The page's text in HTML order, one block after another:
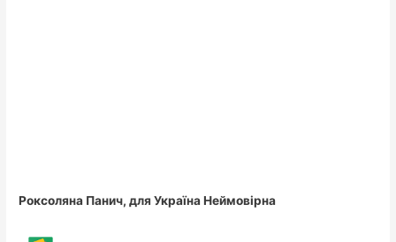
Роксоляна Панич, для Україна Неймовірна